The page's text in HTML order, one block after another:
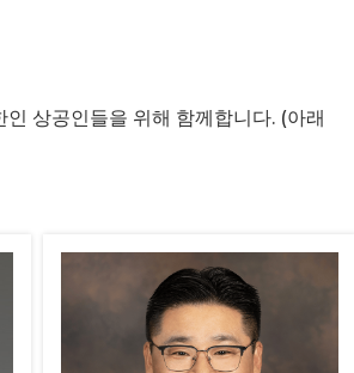
상공인들을 위해 함께합니다. (아래